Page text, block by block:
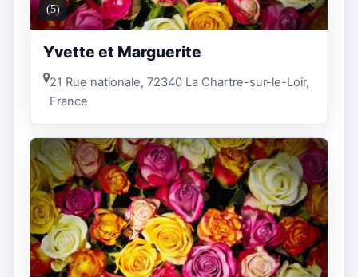
(5)
Yvette et Marguerite
21 Rue nationale, 72340 La Chartre-sur-le-Loir,
France